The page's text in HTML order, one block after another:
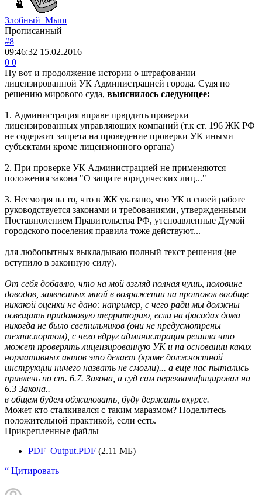
Злобный_Мыш
Прописанный
#8
09:46:32 15.02.2016
0 0
Ну вот и продолжение истории о штрафовании
лицензированной УК Администрацией города. Судя по
решению мирового суда, выяснилось следующее:
1. Администрация вправе прврдить проверки
лицензированных управляющих компаний (т.к ст. 196 ЖК РФ
не содержит запрета на проведение проверки УК иными
субъектами кроме лицензионного органа)
2. При проверке УК Администрацией не применяются
положения закона "О защите юридических лиц..."
3. Несмотря на то, что в ЖК указано, что УК в своей работе
руководствуется законами и требованиями, утвержденными
Поставнолением Правительства РФ, утсноавленные Думой
городского поселения правила тоже действуют...
для любопытных выкладываю полный текст решения (не
вступило в законную силу).
От себя добавлю, что на мой взгляд полная чушь, половине
доводов, заявленных мной в возражении на протокол вообще
никакой оценки не дано: например, с чего ради мы должны
освещать придомовую территорию, если на фасадах дома
никогда не было светильников (они не предусмотрены
техпаспортом), с чего вдруг администрация решила что
может проверять лицензированную УК и на основании каких
нормативных актов это делает (кроме должностной
инструкции ничего назвать не смогли)... а еще нас пытались
привлечь по ст. 6.7. Закона, а суд сам переквалифицировал на
6.3 Закона..
в общем будем обжаловать, буду держать вкурсе.
Может кто сталкивался с таким маразмом? Поделитесь
положительной практикой, если есть.
Прикрепленные файлы
PDF_Output.PDF (2.11 МБ)
“ Цитировать